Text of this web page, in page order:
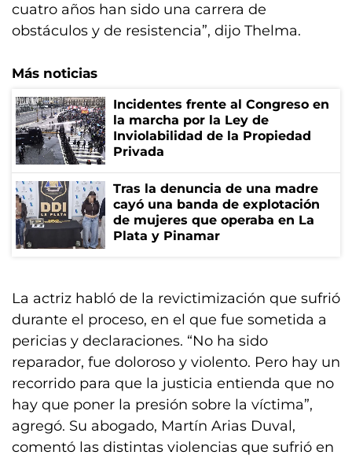
cuatro años han sido una carrera de
obstáculos y de resistencia”, dijo Thelma.
Más noticias
Incidentes frente al Congreso en
la marcha por la Ley de
Inviolabilidad de la Propiedad
Privada
Tras la denuncia de una madre
cayó una banda de explotación
de mujeres que operaba en La
Plata y Pinamar
La actriz habló de la revictimización que sufrió
durante el proceso, en el que fue sometida a
pericias y declaraciones. “No ha sido
reparador, fue doloroso y violento. Pero hay un
recorrido para que la justicia entienda que no
hay que poner la presión sobre la víctima”,
agregó. Su abogado, Martín Arias Duval,
comentó las distintas violencias que sufrió en